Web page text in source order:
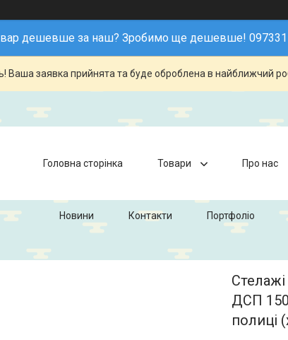
дешевше за наш? Зробимо ще дешевше!
Ваша заявка прийнята та буде оброблена в найближчий
Головна сторінка Товари Про нас
Новини Контакти Портфоліо
ДСП
полиці